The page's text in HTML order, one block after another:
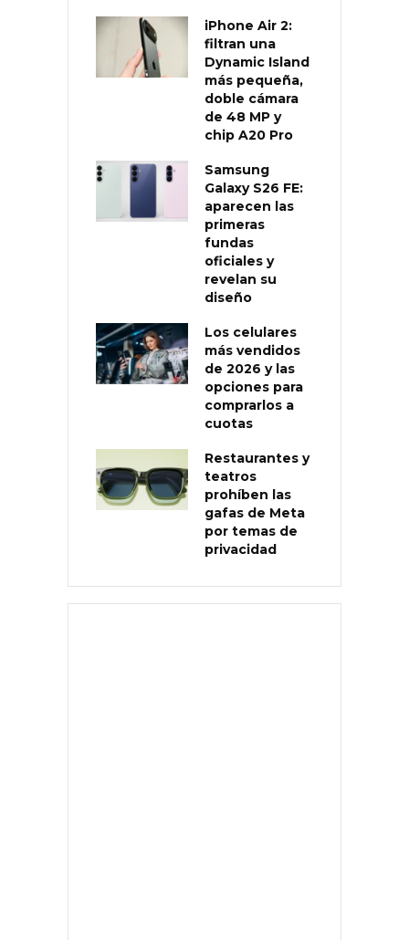
iPhone Air 2:
filtran una
Dynamic Island
más pequeña,
doble cámara
de 48 MP y
chip A20 Pro
Samsung
Galaxy S26 FE:
aparecen las
primeras
fundas
oficiales y
revelan su
diseño
Los celulares
más vendidos
de 2026 y las
opciones para
comprarlos a
cuotas
Restaurantes y
teatros
prohíben las
gafas de Meta
por temas de
privacidad